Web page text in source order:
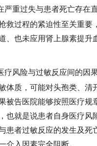
严重过失与患者死亡存在
救过程的紧迫性至关重
、也未应用肾上腺素提
疗风险与过敏反应间的因
体质，可能对头孢类、
被告医院能够按照医疗
也就是说患者自身医疗
患者过敏反应的发生及
介入因素完全阻断。